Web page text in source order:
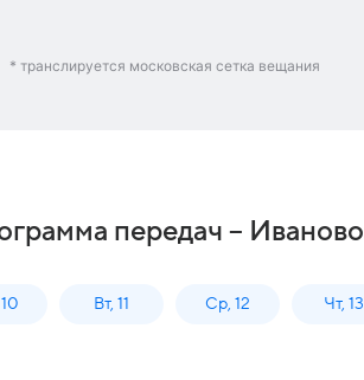
* транслируется московская сетка вещания
передач – Иваново
Вт, 11 Ср, 12 Чт, 13